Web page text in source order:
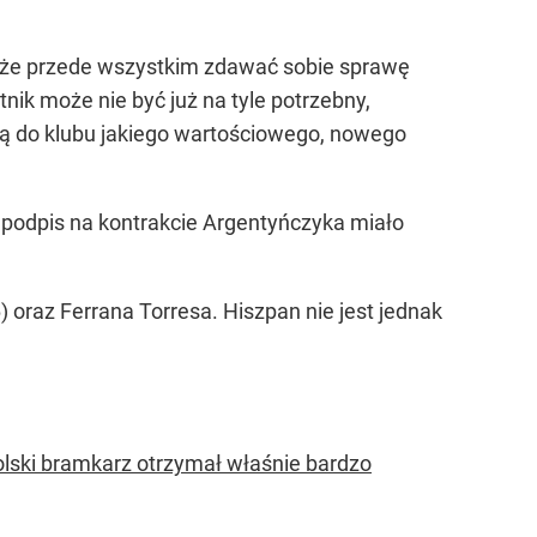
przede wszystkim zdawać sobie sprawę
może nie być już na tyle potrzebny,
do klubu jakiego wartościowego, nowego
na kontrakcie Argentyńczyka miało
Ferrana Torresa. Hiszpan nie jest jednak
bramkarz otrzymał właśnie bardzo